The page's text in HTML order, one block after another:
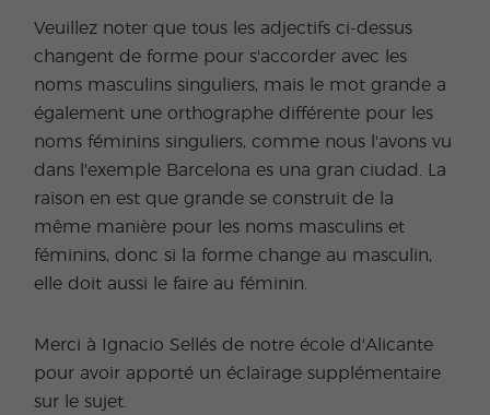
Veuillez noter que tous les adjectifs ci-dessus
changent de forme pour s'accorder avec les
noms masculins singuliers, mais le mot grande a
également une orthographe différente pour les
noms féminins singuliers, comme nous l'avons vu
dans l'exemple Barcelona es una gran ciudad. La
raison en est que grande se construit de la
même manière pour les noms masculins et
féminins, donc si la forme change au masculin,
elle doit aussi le faire au féminin.
Merci à Ignacio Sellés de notre école d'Alicante
pour avoir apporté un éclairage supplémentaire
sur le sujet.